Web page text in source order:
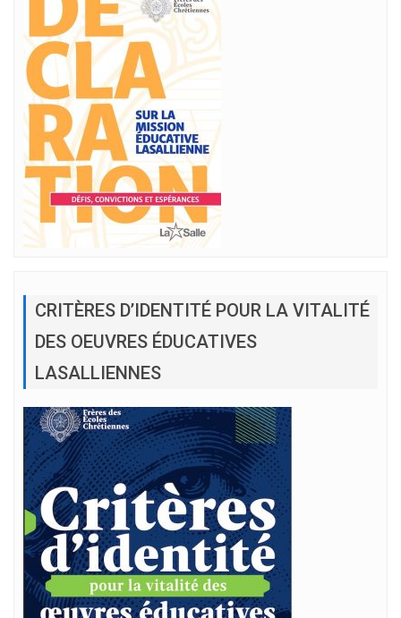
CRITÈRES D’IDENTITÉ POUR LA VITALITÉ
DES OEUVRES ÉDUCATIVES
LASALLIENNES